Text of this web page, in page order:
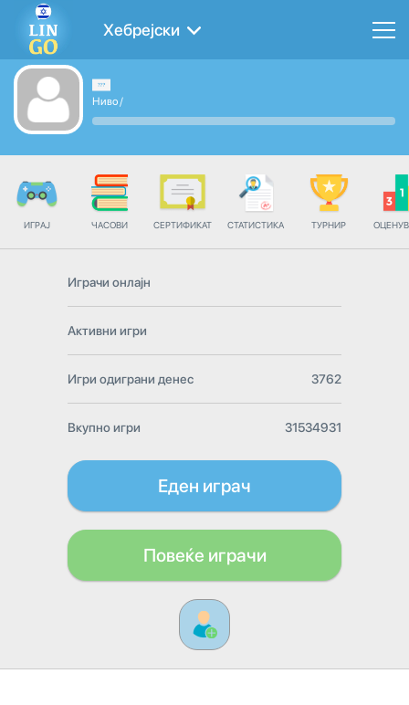
Хебрејски
Ниво/
ИГРАЈ ЧАСОВИ СЕРТИФИКАТ СТАТИСТИКА ТУРНИР
Играчи онлајн
Активни игри
Игри одиграни денес 3762
Вкупно игри 31534931
Еден играч
Повеќе играчи